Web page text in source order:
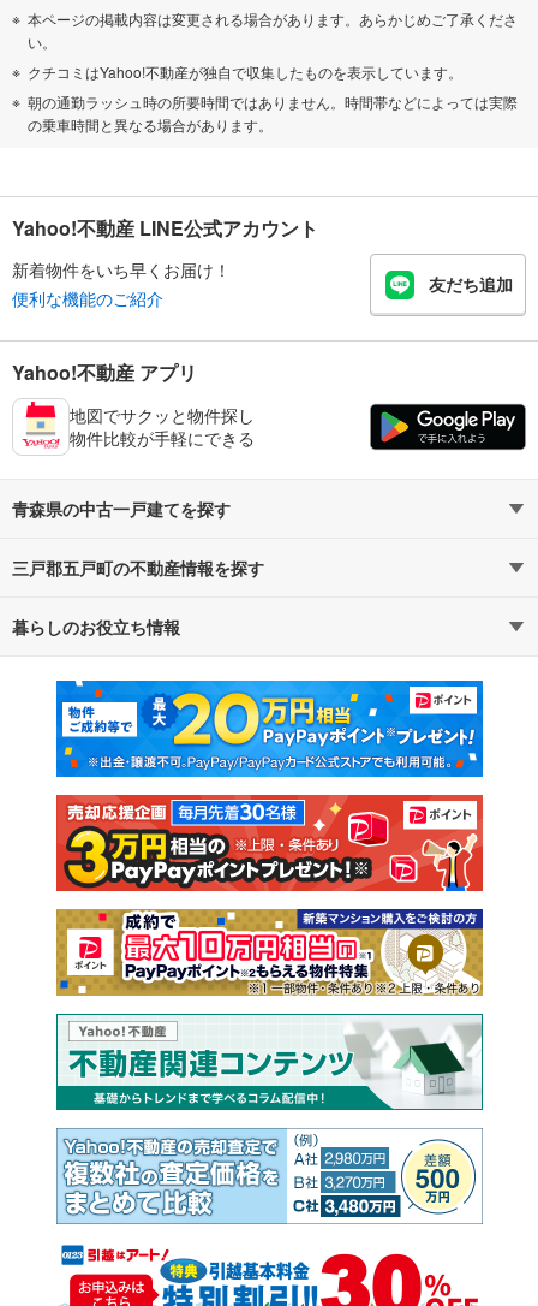
本ページの掲載内容は変更される場合があります。あらかじめご了承くださ
い。
クチコミはYahoo!不動産が独自で収集したものを表示しています。
朝の通勤ラッシュ時の所要時間ではありません。時間帯などによっては実際
の乗車時間と異なる場合があります。
Yahoo!不動産 LINE公式アカウント
新着物件をいち早くお届け！
便利な機能のご紹介
友だち追加
Yahoo!不動産 アプリ
地図でサクッと物件探し
物件比較が手軽にできる
青森県の中古一戸建てを探す
路線・駅から探す
通勤・通学時間から探す
三戸郡五戸町の不動産情報を探す
不動産・住宅
新築マンション 中古マンション
新築一戸建て 中古一戸建て
注文住宅 土地
売却査定
暮らしのお役立ち情報
マンションカタログ 教えて！住まいの先生